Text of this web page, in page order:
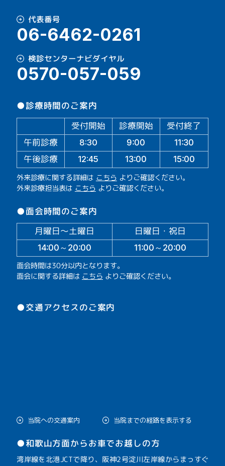
代表番号
06-6462-0261
検診センターナビダイヤル
0570-057-059
●診療時間のご案内
受付開始 診療開始
受付終了
午前診療
8:30 9:00 11:30
午後診療 12:45 13:00 15:00
外来診療に関する詳細は こちら よりご確認ください。
外来診療担当表は こちら よりご確認ください。
●面会時間のご案内
月曜日～土曜日 日曜日・祝日
14:00～20:00 11:00～20:00
面会時間は30分以内となります。
面会に関する詳細は こちら よりご確認ください。
●交通アクセスのご案内
当院への交通案内 当院までの経路を表示する
●和歌山方面からお車でお越しの方
湾岸線を北港JCTで降り、阪神2号淀川左岸線からまっすぐ